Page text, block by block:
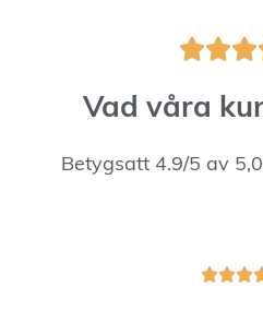

Vad våra
Betygsatt 4.9/5 av
